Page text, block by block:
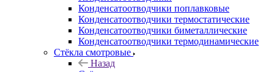
Конденсатоотводчики поплавковые
Конденсатоотводчики термостатические
Конденсатоотводчики биметаллические
Конденсатоотводчики термодинамические
Стёкла смотровые
Назад